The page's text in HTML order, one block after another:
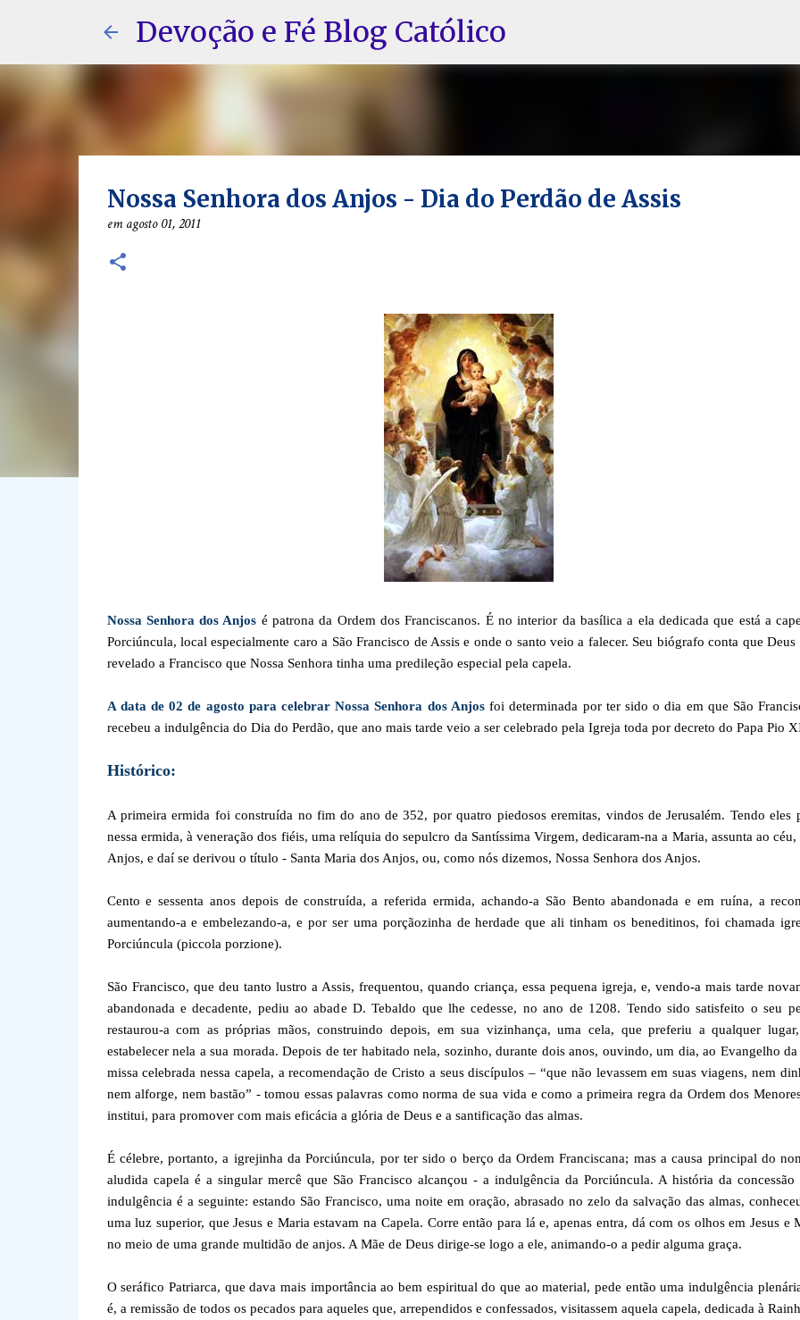
Pular para o conteúdo principal
Devoção e Fé Blog Católico
Nossa Senhora dos Anjos - Dia do Perdão de Assis
emagosto 01, 2011
Nossa Senhora dos Anjos é patrona da Ordem dos Franciscanos. É no interior da basílica a ela dedicada que está a
Porciúncula, local especialmente caro a São Francisco de Assis e onde o santo veio a falecer. Seu biógrafo conta que Deus
revelado a Francisco que Nossa Senhora tinha uma predileção especial pela capela.
A data de 02 de agosto para celebrar Nossa Senhora dos Anjosfoi determinada por ter sido o dia em que São
recebeu a indulgência do Dia do Perdão, que ano mais tarde veio a ser celebrado pela Igreja toda por decreto do Papa Pio
Histórico:
A primeira ermida foi construída no fim do ano de 352, por quatro piedosos eremitas, vindos de Jerusalém. Tendo eles
nessa ermida, à veneração dos fiéis, uma relíquia do sepulcro da Santíssima Virgem, dedicaram-na a Maria, assunta ao céu,
Anjos, e daí se derivou o título - Santa Maria dos Anjos, ou, como nós dizemos, Nossa Senhora dos Anjos.
Cento e sessenta anos depois de construída, a referida ermida, achando-a São Bento abandonada e em ruína, a
aumentando-a e embelezando-a, e por ser uma porçãozinha de herdade que ali tinham os beneditinos, foi chamada
Porciúncula (piccola porzione).
São Francisco, que deu tanto lustro a Assis, frequentou, quando criança, essa pequena igreja, e, vendo-a mais tarde
abandonada e decadente, pediu ao abade D. Tebaldo que lhe cedesse, no ano de 1208. Tendo sido satisfeito o seu
restaurou-a com as próprias mãos, construindo depois, em sua vizinhança, uma cela, que preferiu a qualquer
estabelecer nela a sua morada. Depois de ter habitado nela, sozinho, durante dois anos, ouvindo, um dia, ao Evangelho da
missa celebrada nessa capela, a recomendação de Cristo a seus discípulos – “que não levassem em suas viagens, nem
nem alforge, nem bastão” - tomou essas palavras como norma de sua vida e como a primeira regra da Ordem dos
institui, para promover com mais eficácia a glória de Deus e a santificação das almas.
É célebre, portanto, a igrejinha da Porciúncula, por ter sido o berço da Ordem Franciscana; mas a causa principal do
aludida capela é a singular mercê que São Francisco alcançou - a indulgência da Porciúncula. A história da concessão
indulgência é a seguinte: estando São Francisco, uma noite em oração, abrasado no zelo da salvação das almas,
uma luz superior, que Jesus e Maria estavam na Capela. Corre então para lá e, apenas entra, dá com os olhos em Jesus e
no meio de uma grande multidão de anjos. A Mãe de Deus dirige-se logo a ele, animando-o a pedir alguma graça.
O seráfico Patriarca, que dava mais importância ao bem espiritual do que ao material, pede então uma indulgência
é, a remissão de todos os pecados para aqueles que, arrependidos e confessados, visitassem aquela capela, dedicada à